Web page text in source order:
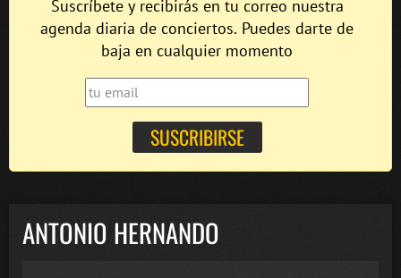
Suscríbete y recibirás en tu correo nuestra
agenda diaria de conciertos. Puedes darte de
baja en cualquier momento
ANTONIO HERNANDO